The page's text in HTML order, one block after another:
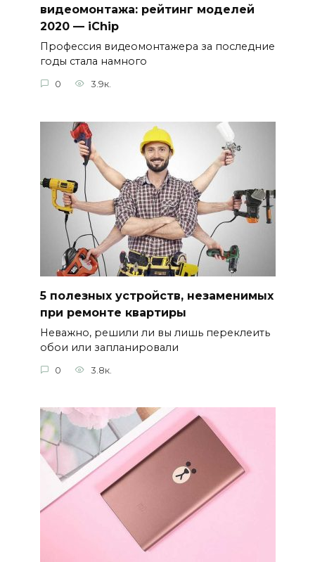
видеомонтажа: рейтинг моделей
2020 — iChip
Профессия видеомонтажера за последние
годы стала намного
0 3.9к.
5 полезных устройств, незаменимых
при ремонте квартиры
Неважно, решили ли вы лишь переклеить
обои или запланировали
0 3.8к.